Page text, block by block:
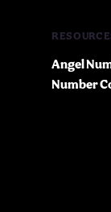
Angel
Number